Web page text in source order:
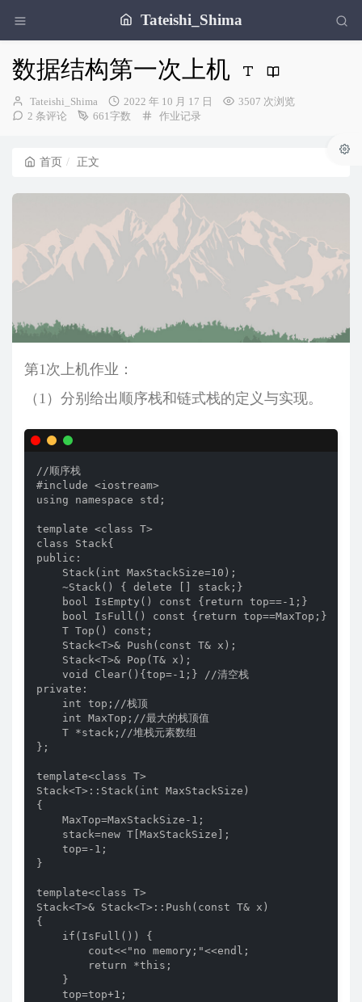
Tateishi_Shima
数据结构第一次上机
博
主：
Tateishi_Shima
发
布
2022 年 10 月 17 日
3507 次浏览
2 条评论
661字数
分
作业记录
首页 正文
第1次上机作业：
（1）分别给出顺序栈和链式栈的定义与实现。
//顺序栈
#include <iostream>
using namespace std;
template <class T>
class Stack{
public:
    Stack(int MaxStackSize=10);
    ~Stack() { delete [] stack;}
    bool IsEmpty() const {return top==-1;}
    bool IsFull() const {return top==MaxTop;}
    T Top() const;
    Stack<T>& Push(const T& x);
    Stack<T>& Pop(T& x);
    void Clear(){top=-1;} //清空栈
private:
    int top;//栈顶
    int MaxTop;//最大的栈顶值
    T *stack;//堆栈元素数组
};
template<class T>
Stack<T>::Stack(int MaxStackSize)
{
    MaxTop=MaxStackSize-1;
    stack=new T[MaxStackSize];
    top=-1;
}
template<class T>
Stack<T>& Stack<T>::Push(const T& x)
{
    if(IsFull()) {
        cout<<"no memory;"<<endl;
        return *this;
    }
    top=top+1;